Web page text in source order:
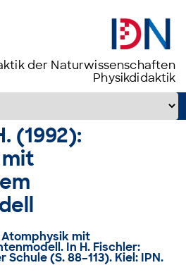
der Naturwissenschaften
Physikdidaktik
(1992):
Atomphysik mit
. In H. Fischler:
(S. 88–113). Kiel: IPN.